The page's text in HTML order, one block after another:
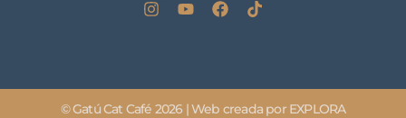
© Gatú Cat Café 2026 | Web creada por EXPLORA